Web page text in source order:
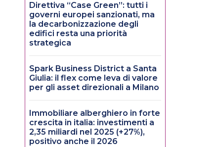
Direttiva “Case Green”: tutti i
governi europei sanzionati, ma
la decarbonizzazione degli
edifici resta una priorità
strategica
Spark Business District a Santa
Giulia: il flex come leva di valore
per gli asset direzionali a Milano
Immobiliare alberghiero in forte
crescita in italia: investimenti a
2,35 miliardi nel 2025 (+27%),
positivo anche il 2026